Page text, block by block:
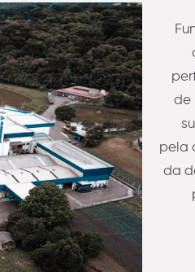
de
pela
da